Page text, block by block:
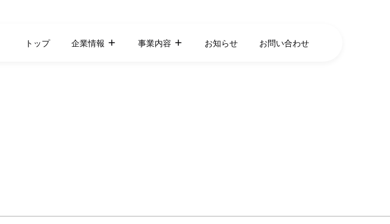
トップ 企業情報 事業内容 お知らせ お問い合わせ